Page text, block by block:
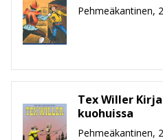
tutustumaan sekä
välityksellä. Kronikat ovat
patinoima vaihtoehto,
takaa Renne Nikupaavolan
Kirjastot puolestaan
kokonaisuudessaan, eli
ei puutu välistä.
Pehmeäkantinen,
Tex Willer
kuohuissa
Pehmeäkantinen,